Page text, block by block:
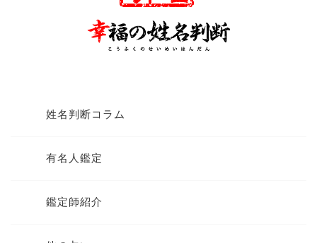
姓名判断コラム
有名人鑑定
鑑定師紹介